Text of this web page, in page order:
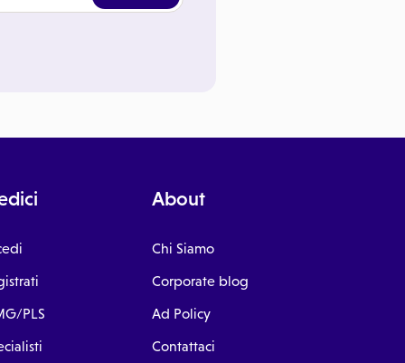
PLS
About
Chi Siamo
Corporate blog
Ad Policy
Contattaci